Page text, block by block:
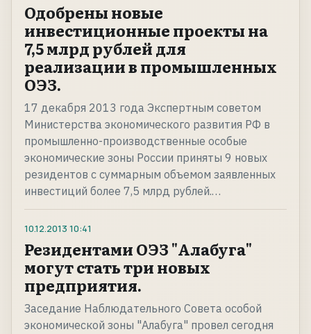
Одобрены новые
инвестиционные проекты на
7,5 млрд рублей для
реализации в промышленных
ОЭЗ.
17 декабря 2013 года Экспертным советом
Министерства экономического развития РФ в
промышленно-производственные особые
экономические зоны России приняты 9 новых
резидентов с суммарным объемом заявленных
инвестиций более 7,5 млрд рублей.…
10.12.2013 10:41
Резидентами ОЭЗ "Алабуга"
могут стать три новых
предприятия.
Заседание Наблюдательного Совета особой
экономической зоны "Алабуга" провел сегодня